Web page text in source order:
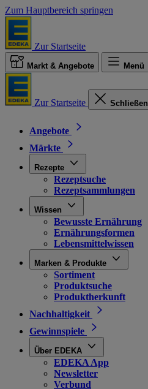
Zum Hauptbereich springen
Zur Startseite
Markt & Angebote Menü
Zur Startseite Schließen
Angebote
Märkte
Rezepte
Rezeptsuche
Rezeptsammlungen
Wissen
Bewusste Ernährung
Ernährungsformen
Lebensmittelwissen
Marken & Produkte
Sortiment
Produktsuche
Produktherkunft
Nachhaltigkeit
Gewinnspiele
Über EDEKA
EDEKA App
Newsletter
Verbund